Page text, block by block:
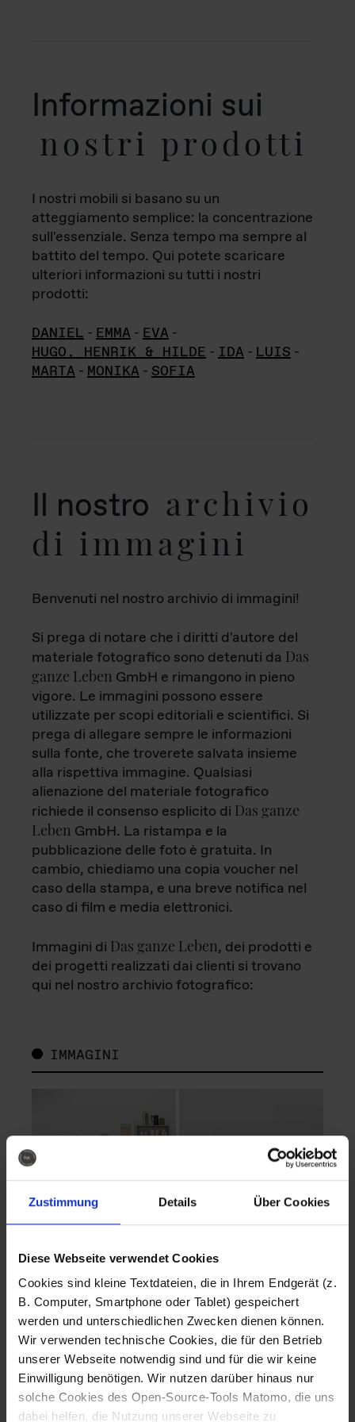
Zustimmung Details Über Cookies
Diese Webseite verwendet Cookies
Cookies sind kleine Textdateien, die in Ihrem Endgerät (z.
B. Computer, Smartphone oder Tablet) gespeichert
werden und unterschiedlichen Zwecken dienen können.
Wir verwenden technische Cookies, die für den Betrieb
unserer Webseite notwendig sind und für die wir keine
Einwilligung benötigen. Wir nutzen darüber hinaus nur
solche Cookies des Open-Source-Tools Matomo, die uns
dabei helfen, die Nutzung unserer Webseite zu
Informazioni sui
nostri prodotti
I nostri mobili si basano su un
atteggiamento semplice: la concentrazione
sull'essenziale. Senza tempo ma sempre al
battito del tempo. Qui potete scaricare
ulteriori informazioni su tutti i nostri
prodotti:
DANIEL - EMMA - EVA -
HUGO, HENRIK & HILDE - IDA - LUIS -
MARTA - MONIKA - SOFIA
Il nostro archivio
di immagini
Benvenuti nel nostro archivio di immagini!
Si prega di notare che i diritti d'autore del
materiale fotografico sono detenuti da Das
ganze Leben GmbH e rimangono in pieno
vigore. Le immagini possono essere
utilizzate per scopi editoriali e scientifici. Si
prega di allegare sempre le informazioni
sulla fonte, che troverete salvata insieme
alla rispettiva immagine. Qualsiasi
alienazione del materiale fotografico
richiede il consenso esplicito di Das ganze
Leben GmbH. La ristampa e la
pubblicazione delle foto è gratuita. In
cambio, chiediamo una copia voucher nel
caso della stampa, e una breve notifica nel
caso di film e media elettronici.
Immagini di Das ganze Leben, dei prodotti e
dei progetti realizzati dai clienti si trovano
qui nel nostro archivio fotografico:
IMMAGINI
Fotografo: Lorenz
Sternbach
Download
Fotografo: Lorenz
Sternbach
Download